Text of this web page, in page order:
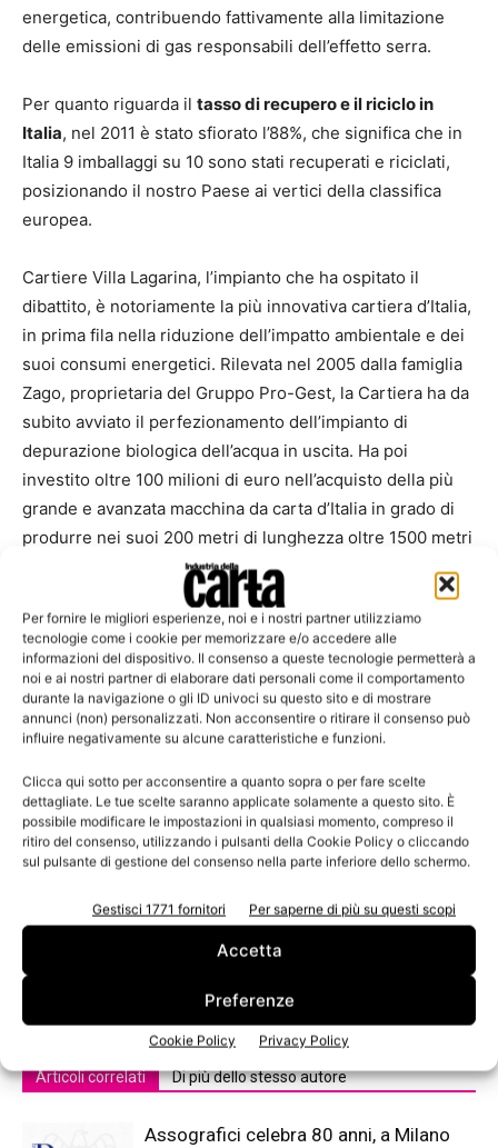
Per fornire le migliori esperienze, noi e i nostri partner utilizziamo
tecnologie come i cookie per memorizzare e/o accedere alle
informazioni del dispositivo. Il consenso a queste tecnologie permetterà a
noi e ai nostri partner di elaborare dati personali come il comportamento
durante la navigazione o gli ID univoci su questo sito e di mostrare
annunci (non) personalizzati. Non acconsentire o ritirare il consenso può
influire negativamente su alcune caratteristiche e funzioni.
Clicca qui sotto per acconsentire a quanto sopra o per fare scelte
dettagliate. Le tue scelte saranno applicate solamente a questo sito. È
possibile modificare le impostazioni in qualsiasi momento, compreso il
ritiro del consenso, utilizzando i pulsanti della Cookie Policy o cliccando
sul pulsante di gestione del consenso nella parte inferiore dello schermo.
Gestisci 1771 fornitori Per saperne di più su questi scopi
Accetta
Preferenze
Cookie Policy Privacy Policy
energetica, contribuendo fattivamente alla limitazione
delle emissioni di gas responsabili dell’effetto serra.
Per quanto riguarda il tasso di recupero e il riciclo in
Italia, nel 2011 è stato sfiorato l’88%, che significa che in
Italia 9 imballaggi su 10 sono stati recuperati e riciclati,
posizionando il nostro Paese ai vertici della classifica
europea.
Cartiere Villa Lagarina, l’impianto che ha ospitato il
dibattito, è notoriamente la più innovativa cartiera d’Italia,
in prima fila nella riduzione dell’impatto ambientale e dei
suoi consumi energetici. Rilevata nel 2005 dalla famiglia
Zago, proprietaria del Gruppo Pro-Gest, la Cartiera ha da
subito avviato il perfezionamento dell’impianto di
depurazione biologica dell’acqua in uscita. Ha poi
investito oltre 100 milioni di euro nell’acquisto della più
grande e avanzata macchina da carta d’Italia in grado di
produrre nei suoi 200 metri di lunghezza oltre 1500 metri
di carta riciclata al minuto consumando un terzo
dell’acqua utilizzata dalle cartiere tradizionali. Tra gli altri
interventi realizzati c’è anche il potenziamento dei
recuperi energetici del calore, cosa che dal 2011
consente alla struttura la piena autosufficienza
energetica e che a breve consentirà la realizzazione di un
progetto di teleriscaldamento esteso ai Comuni di Villa
Per informazioni rivolgersi aComieco .
Articoli correlati Di più dello stesso autore
Assografici celebra 80 anni, a Milano